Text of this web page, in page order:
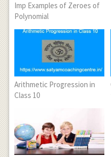
Imp Examples of Zeroes of
Polynomial
Arithmetic Progression in
Class 10